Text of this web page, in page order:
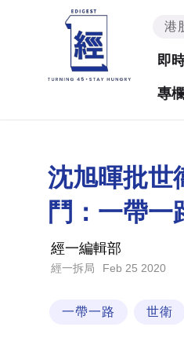
港
即
專欄
沈旭暉批世
鬥：一帶一
經一編輯部
經一拆局 Feb 25 2020
一帶一路 世衛